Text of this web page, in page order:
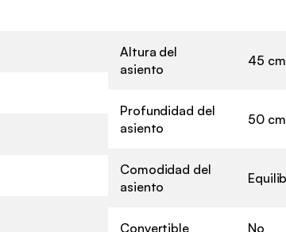
Altura del
asiento
45 cm
Profundidad del
asiento
50 cm
Comodidad del
asiento
Convertible No